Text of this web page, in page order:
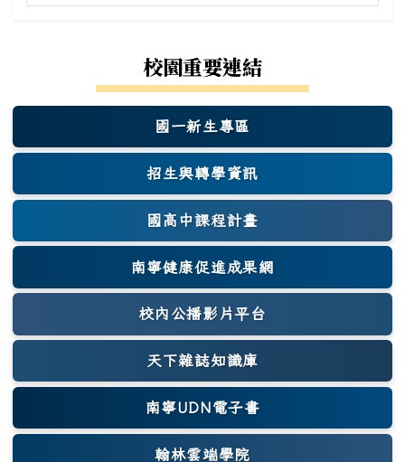
開始舊
校園重要連結
國一新生專區
(另開新視窗)
招生與轉學資訊
國高中課程計畫
南寧健康促進成果網
(另開新視窗)
校內公播影片平台
天下雜誌知識庫
(另開新視窗)
南寧UDN電子書
翰林雲端學院